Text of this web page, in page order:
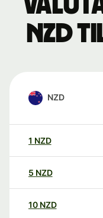
NZD
NZD
1 NZD
5 NZD
10 NZD